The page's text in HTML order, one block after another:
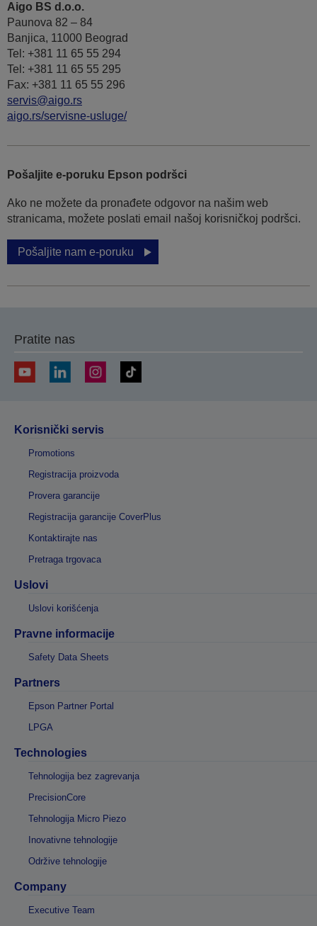
Aigo BS d.o.o.
Paunova 82 – 84
Banjica, 11000 Beograd
Tel: +381 11 65 55 294
Tel: +381 11 65 55 295
Fax: +381 11 65 55 296
servis@aigo.rs
aigo.rs/servisne-usluge/
Pošaljite e-poruku Epson podršci
Ako ne možete da pronađete odgovor na našim web
stranicama, možete poslati email našoj korisničkoj podršci.
Pošaljite nam e-poruku
Pratite nas
Korisnički servis
Promotions
Registracija proizvoda
Provera garancije
Registracija garancije CoverPlus
Kontaktirajte nas
Pretraga trgovaca
Uslovi
Uslovi korišćenja
Pravne informacije
Safety Data Sheets
Partners
Epson Partner Portal
LPGA
Technologies
Tehnologija bez zagrevanja
PrecisionCore
Tehnologija Micro Piezo
Inovativne tehnologije
Održive tehnologije
Company
Executive Team